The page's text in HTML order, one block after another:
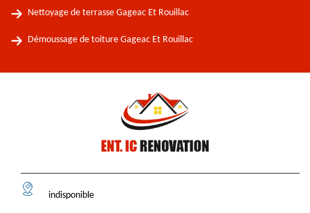
Nettoyage de terrasse Gageac Et Rouillac
Démoussage de toiture Gageac Et Rouillac
indisponible